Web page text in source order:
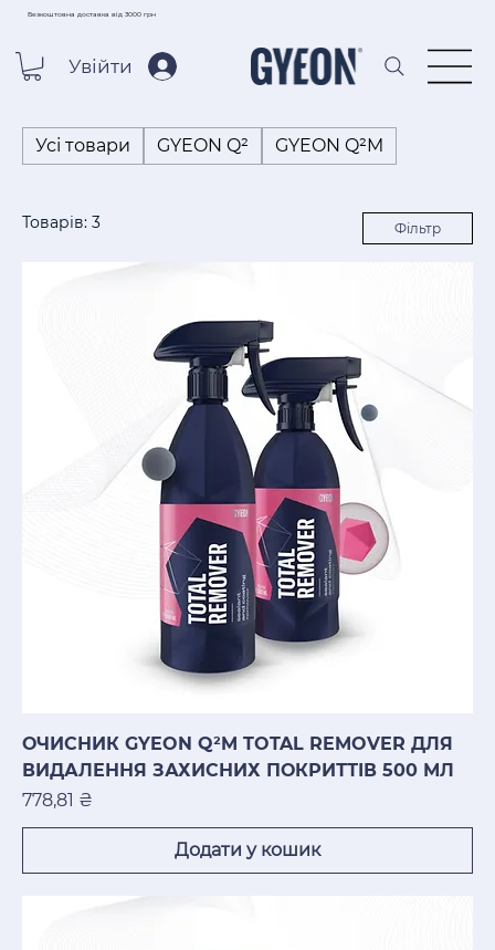
Безкоштовна доставка від 3000 грн
Увійти
Усі товари GYEON Q² GYEON Q²M
Товарів: 3 Фільтр
ОЧИСНИК GYEON Q²M TOTAL REMOVER ДЛЯ
ВИДАЛЕННЯ ЗАХИСНИХ ПОКРИТТІВ 500 МЛ
Ціна
778,81 ₴
Додати у кошик